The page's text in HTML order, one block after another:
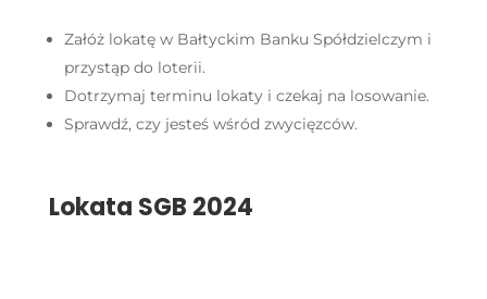
Załóż lokatę w Bałtyckim Banku Spółdzielczym i
przystąp do loterii.
Dotrzymaj terminu lokaty i czekaj na losowanie.
Sprawdź, czy jesteś wśród zwycięzców.
Lokata SGB 2024